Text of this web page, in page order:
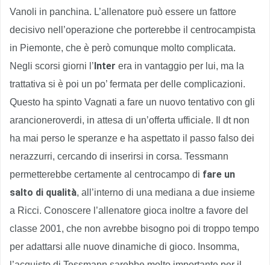
Vanoli in panchina. L’allenatore può essere un fattore
decisivo nell’operazione che porterebbe il centrocampista
in Piemonte, che è però comunque molto complicata.
Negli scorsi giorni l’Inter era in vantaggio per lui, ma la
trattativa si è poi un po’ fermata per delle complicazioni.
Questo ha spinto Vagnati a fare un nuovo tentativo con gli
arancioneroverdi, in attesa di un’offerta ufficiale. Il dt non
ha mai perso le speranze e ha aspettato il passo falso dei
nerazzurri, cercando di inserirsi in corsa. Tessmann
permetterebbe certamente al centrocampo di fare un
salto di qualità, all’interno di una mediana a due insieme
a Ricci. Conoscere l’allenatore gioca inoltre a favore del
classe 2001, che non avrebbe bisogno poi di troppo tempo
per adattarsi alle nuove dinamiche di gioco. Insomma,